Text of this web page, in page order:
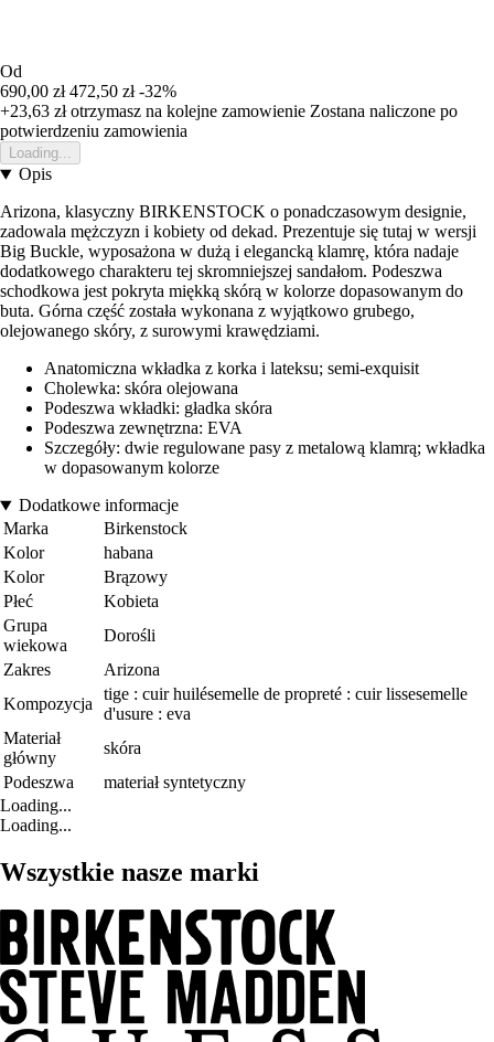
Od
690,00 zł 472,50 zł -32%
+23,63 złotrzymasz na kolejne zamowienie Zostana naliczone po
potwierdzeniu zamowienia
Loading...
Opis
Arizona, klasyczny BIRKENSTOCK o ponadczasowym designie,
zadowala mężczyzn i kobiety od dekad. Prezentuje się tutaj w wersji
Big Buckle, wyposażona w dużą i elegancką klamrę, która nadaje
dodatkowego charakteru tej skromniejszej sandałom. Podeszwa
schodkowa jest pokryta miękką skórą w kolorze dopasowanym do
buta. Górna część została wykonana z wyjątkowo grubego,
olejowanego skóry, z surowymi krawędziami.
Anatomiczna wkładka z korka i lateksu; semi-exquisit
Cholewka: skóra olejowana
Podeszwa wkładki: gładka skóra
Podeszwa zewnętrzna: EVA
Szczegóły: dwie regulowane pasy z metalową klamrą; wkładka
w dopasowanym kolorze
Dodatkowe informacje
Marka
Birkenstock
Kolor
habana
Kolor
Brązowy
Płeć
Kobieta
Grupa
wiekowa
Dorośli
Zakres
Arizona
Kompozycja
tige : cuir huilésemelle de propreté : cuir lissesemelle
d'usure : eva
Materiał
główny
skóra
Podeszwa
materiał syntetyczny
Loading...
Loading...
Wszystkie nasze marki